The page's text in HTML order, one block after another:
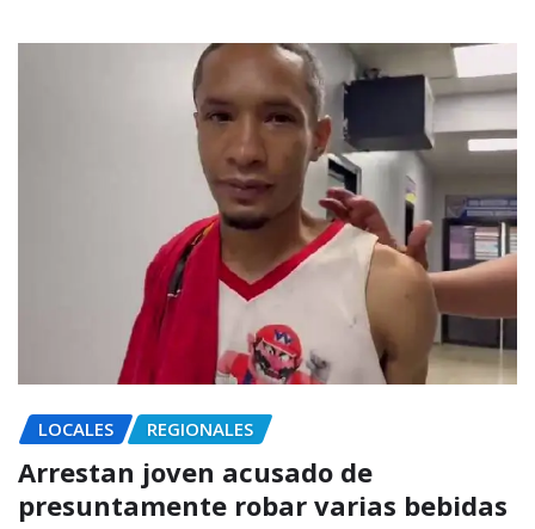
LOCALES REGIONALES
Arrestan joven acusado de
presuntamente robar varias bebidas